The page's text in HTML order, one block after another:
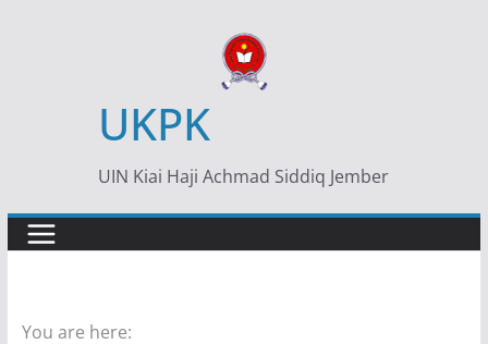
UKPK
UIN Kiai Haji Achmad Siddiq Jember
You are here: